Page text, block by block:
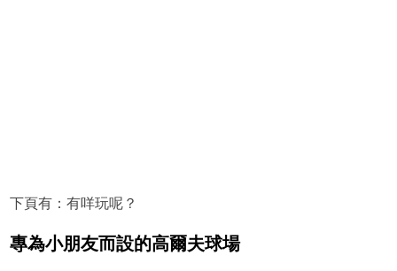
下頁有：有咩玩呢？
專為小朋友而設的高爾夫球場